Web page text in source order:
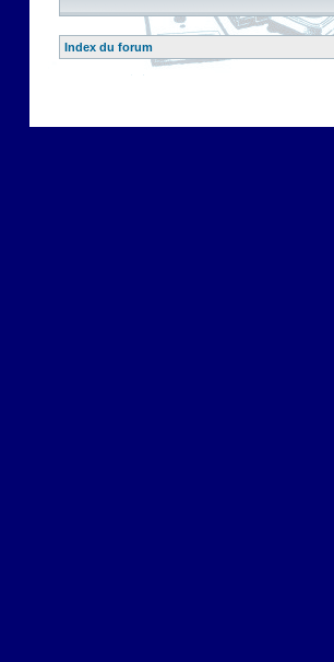
Index du forum